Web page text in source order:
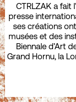
CTRLZAK a fait
presse
ses créations
musées et des
Biennale d’Art
Grand Hornu, la